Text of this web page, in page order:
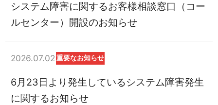
システム障害に関するお客様相談窓口（コー
ルセンター）開設のお知らせ
2026.07.02 重要なお知らせ
6月23日より発生しているシステム障害発生
に関するお知らせ